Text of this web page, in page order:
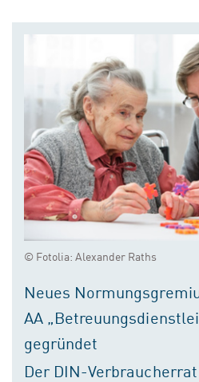
© Fotolia: Alexander Raths
Neues
AA
gegründet
Der DIN-